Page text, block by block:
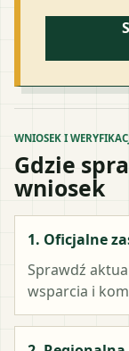
WNIOSEK I
Gdzie
wniosek
1. Oficjalne
Sprawdź
wsparcia i